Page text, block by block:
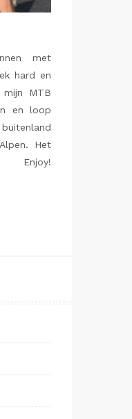
met
hard en
MTB
en loop
Het
Enjoy!